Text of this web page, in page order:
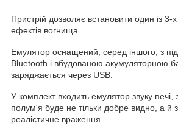
У комплект входить емулятор звуку
полум'я буде не тільки добре видно, а й
реалістичне враження.
Емулятор оснащений, серед іншого, з
Bluetooth і вбудованою акумуляторною
заряджається через USB.
Пристрій дозволяє встановити один із 3-
ефектів вогнища.